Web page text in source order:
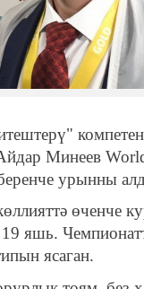
Айдар Минеев
урынны
өченче
яшь.
ясаган.